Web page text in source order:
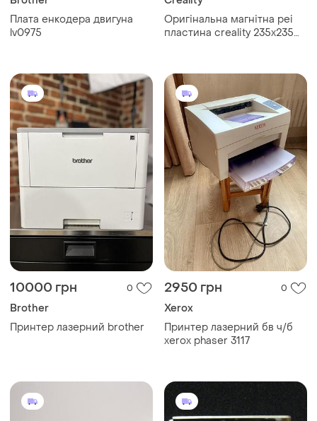
Плата енкодера двигуна
lv0975
Оригінальна магнітна pei
пластина creality 235x235
10000 грн 0
Brother
Принтер лазерний brother
2950 грн 0
Xerox
Принтер лазерний бв ч/б
xerox phaser 3117